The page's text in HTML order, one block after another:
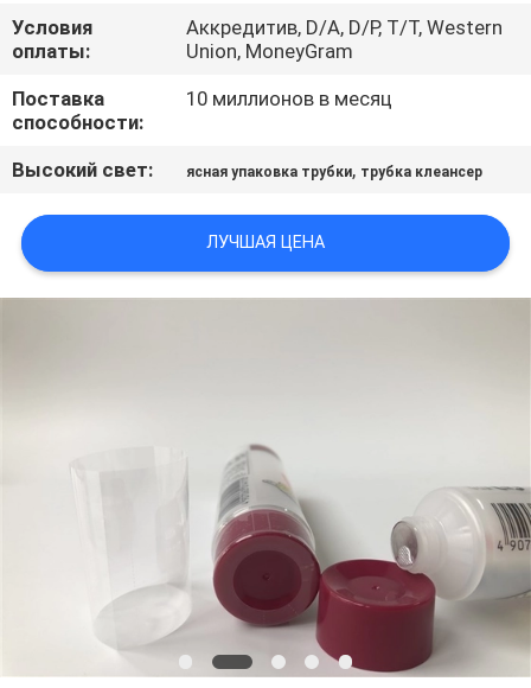
СПРОСИТЕ
ЦИТАТУ
COMPANY
NEWS
КАРТА
Условия
оплаты:
Аккредитив, D/A, D/P, T/T, Western
Union, MoneyGram
Поставка
способности:
10 миллионов в месяц
Высокий свет: ясная упаковка трубки, трубка клеансер
ЛУЧШАЯ ЦЕНА